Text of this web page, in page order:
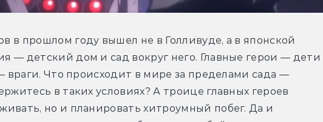
в прошлом году вышел не в Голливуде, а в японской
— детский дом и сад вокруг него. Главные герои — дети
враги. Что происходит в мире за пределами сада —
в таких условиях? А троице главных героев
но и планировать хитроумный побег. Да и